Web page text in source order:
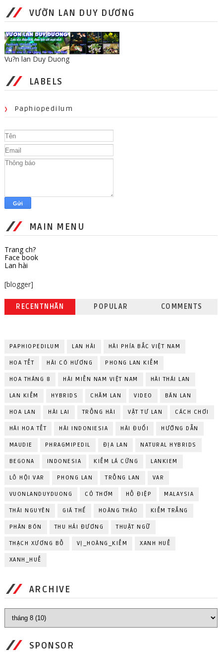
VƯỜN LAN DUY DƯƠNG
Vu?n lan Duy Duong
LABELS
Paphiopedilum
MAIN MENU
Trang ch?
Face book
Lan hài
[blogger]
RECENTNHÃN POPULAR COMMENTS
PAPHIOPEDILUM LAN HÀI HÀI PHÍA BẮC VIỆT NAM
HOA TẾT HÀI CÓ HƯƠNG PHONG LAN KIẾM
HOA THÁNG 8 HÀI MIỀN NAM VIỆT NAM HÀI THÁI LAN
LAN KIẾM HYBRIDS CHĂM LAN VIDEO BÁN LAN
HOA LAN HÀI LAI TRỒNG HÀI VẬT TƯ LAN CÁCH CHƠI
HÀI HOA TẾT HÀI INDONIESIA HÀI ĐUỔI HƯỚNG DẪN
MAUDIE PHRAGMIPEDIL ĐỊA LAN NATURAL HYBRIDS
BEGONA INDONESIA KIẾM LÁ CỨNG LANKIEM
LÔ HỘI VAR PHONG LAN TRỒNG LAN VAR
VUONLANDUYDUONG CỎ THƠM HỒ ĐIỆP MALAYSIA
THÁI NGUYÊN GIÁ THỂ HOÀNG THẢO KIẾM TRẮNG
PHÂN BÓN THU HẢI ĐƯƠNG THUẬT NGỮ
THẠCH XƯƠNG BỒ VỊ_HOÀNG_KIẾM XANH HUẾ
XANH_HUẾ
ARCHIVE
SPONSOR